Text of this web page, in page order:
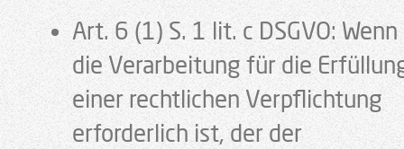
Art. 6 (1) S. 1 lit. c DSGVO: Wenn
die Verarbeitung für die
einer rechtlichen Verpflichtung
erforderlich ist, der der